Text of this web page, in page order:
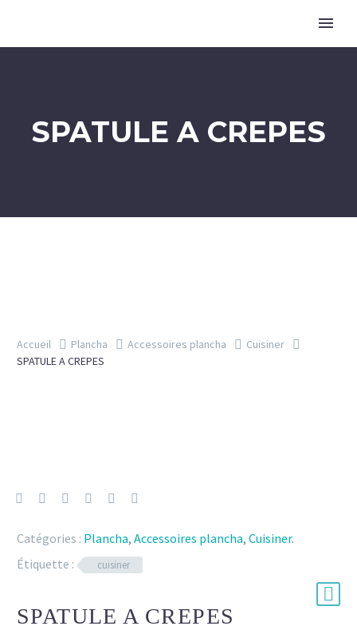
SPATULE A CREPES
Accueil Plancha Accessoires plancha
Cuisiner
SPATULE A CREPES
Catégories : Plancha, Accessoires plancha, Cuisiner.
Étiquette :
cuisiner
SPATULE A CREPES